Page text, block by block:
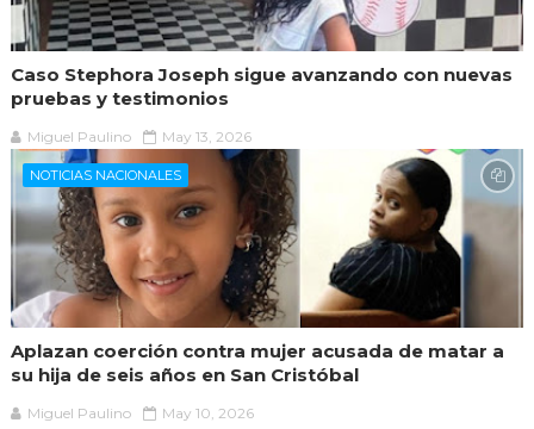
Caso Stephora Joseph sigue avanzando con nuevas
pruebas y testimonios
Miguel Paulino May 13, 2026
NOTICIAS NACIONALES
Aplazan coerción contra mujer acusada de matar a
su hija de seis años en San Cristóbal
Miguel Paulino May 10, 2026